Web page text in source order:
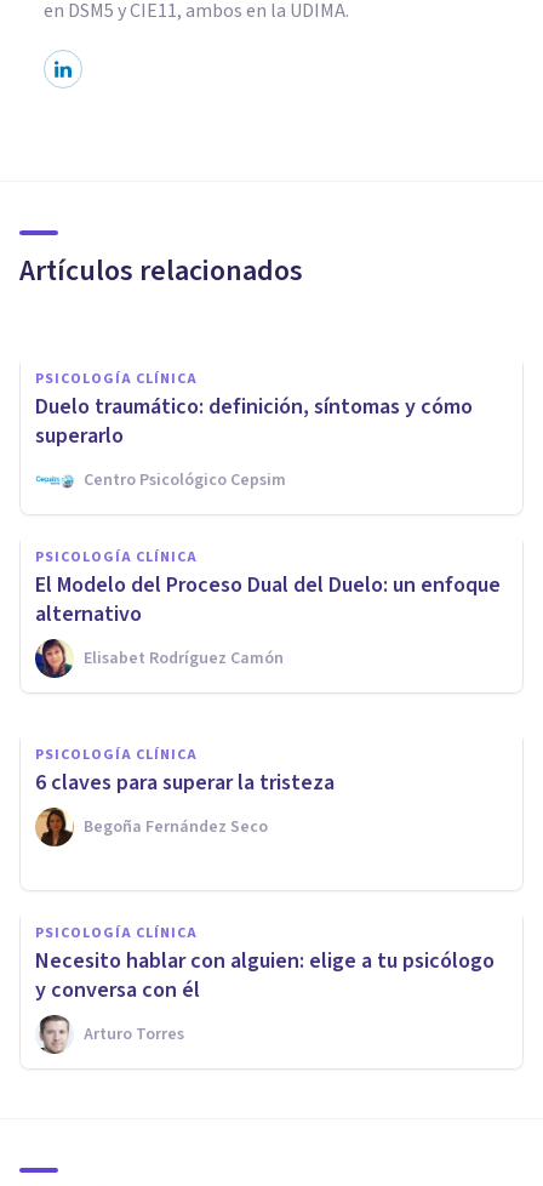
en DSM5 y CIE11, ambos en la UDIMA.
Artículos relacionados
y cómo nos afectan?
PSICOLOGÍA CLÍNICA
​Duelo traumático: definición, síntomas y cómo
superarlo
Centro Psicológico Cepsim
PSICOLOGÍA CLÍNICA
El Modelo del Proceso Dual del Duelo: un enfoque
alternativo
Elisabet Rodríguez Camón
PSICOLOGÍA CLÍNICA
Cuando estar lejos de los tuyos
duele demasiado: el Síndrome
de Ulises
María Rojas-Marcos
PSICOLOGÍA CLÍNICA
6 claves para superar la tristeza
Begoña Fernández Seco
PSICOLOGÍA CLÍNICA
Necesito hablar con alguien: elige a tu psicólogo
y conversa con él
Arturo Torres